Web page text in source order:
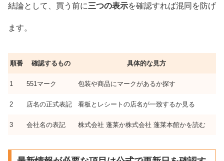
結論として、買う前に三つの表示を確認すれば混同を防げ
ます。
順番 確認するもの 具体的な見方
1 551マーク 包装や商品にマークがあるか探す
2 店名の正式表記 看板とレシートの店名が一致するか見る
3 会社名の表記 株式会社 蓬莱か株式会社 蓬莱本館かを読む